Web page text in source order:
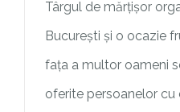
Târgul de mărțișor
București și o ocazie
fața a multor oameni
oferite persoanelor cu